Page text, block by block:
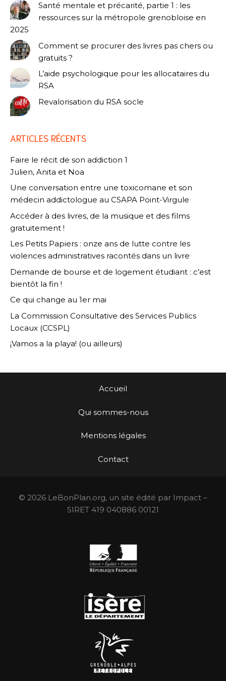
Santé mentale et précarité, partie 1 : les
ressources sur la métropole grenobloise en
2025
Comment se procurer des livres pas chers ou
gratuits ?
L’aide psychologique pour les allocataires du
RSA
Revalorisation du RSA socle
ARTICLES RÉCENTS
Faire le récit de son addiction 1
Julien, Anita et Noa
Une conversation entre une toxicomane et son
médecin addictologue au CSAPA Point-Virgule
Accéder à des livres, de la musique et des films
gratuitement !
Les Petits Papiers : onze ans de lutte contre les
violences administratives racontés dans un livre
Demande de bourse et de logement étudiant : c’est
bientôt la fin !
Ce qui change au 1er mai
La Commission Consultative des Services Publics
Locaux (CCSPL)
¡Vamos a la playa! (ou ailleurs)
Accueil
Qui sommes-nous
Mentions légales
Contact
© 2026 LeBonPlan.org, un site édité par Impact –
SIRET 419 040886 00121